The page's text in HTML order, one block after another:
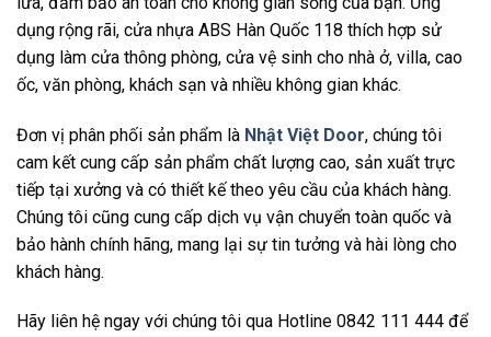
dụng rộng rãi, cửa nhựa ABS Hàn Quốc 118 thích hợp sử
dụng làm cửa thông phòng, cửa vệ sinh cho nhà ở, villa, cao
ốc, văn phòng, khách sạn và nhiều không gian khác.
Đơn vị phân phối sản phẩm là Nhật Việt Door, chúng tôi
cam kết cung cấp sản phẩm chất lượng cao, sản xuất trực
tiếp tại xưởng và có thiết kế theo yêu cầu của khách hàng.
Chúng tôi cũng cung cấp dịch vụ vận chuyển toàn quốc và
bảo hành chính hãng, mang lại sự tin tưởng và hài lòng cho
khách hàng.
Hãy liên hệ ngay với chúng tôi qua Hotline 0842 111 444 để